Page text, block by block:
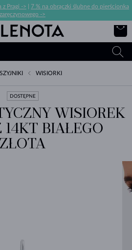
z Pragi ->
7 % na obrączki ślubne do pierścionka
zaręczynowego ->
WISIORKI
DOSTĘPNE
WISIOREK
BIAŁEGO
ZŁOTA